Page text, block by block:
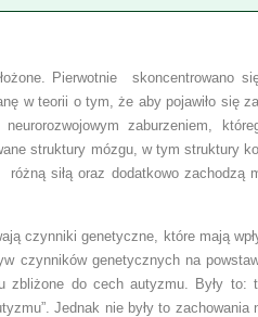
Pierwotnie skoncentrowano
w teorii o tym, że aby pojawiło
zaburzeniem,
struktury mózgu, w tym struktury
siłą oraz dodatkowo
czynniki genetyczne, które mają
czynników genetycznych na
zbliżone do cech autyzmu. Były
Jednak nie były to